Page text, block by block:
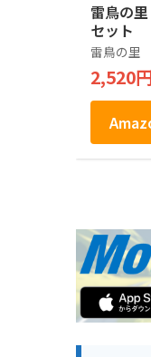
雷鳥の
セット
雷鳥の里
2,520